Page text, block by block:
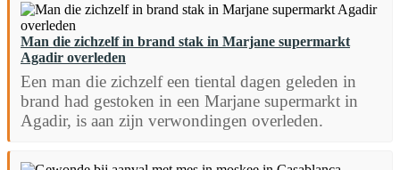
Man die zichzelf in brand stak in Marjane supermarkt
Agadir overleden
Een man die zichzelf een tiental dagen geleden in
brand had gestoken in een Marjane supermarkt in
Agadir, is aan zijn verwondingen overleden.